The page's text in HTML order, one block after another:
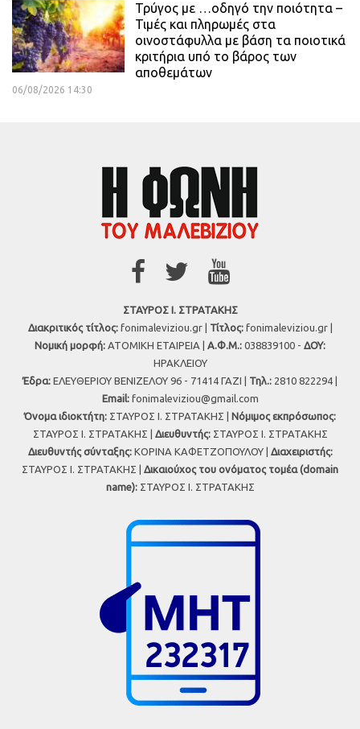
Τρύγος με …οδηγό την ποιότητα –
Τιμές και πληρωμές στα
οινοστάφυλλα με βάση τα ποιοτικά
κριτήρια υπό το βάρος των
αποθεμάτων
06/08/2026 14:30
ΣΤΑΥΡΟΣ Ι. ΣΤΡΑΤΑΚΗΣ
Διακριτικός τίτλος:fonimaleviziou.gr | Τίτλος:fonimaleviziou.gr |
Νομική μορφή: ΑΤΟΜΙΚΗ ΕΤΑΙΡΕΙΑ | Α.Φ.Μ.: 038839100 - ΔΟΥ:
ΗΡΑΚΛΕΙΟΥ
Έδρα: ΕΛΕΥΘΕΡΙΟΥ ΒΕΝΙΖΕΛΟΥ 96 - 71414 ΓΑΖΙ | Τηλ.: 2810 822294 |
Εmail: fonimaleviziou@gmail.com
Όνομα ιδιοκτήτη: ΣΤΑΥΡΟΣ Ι. ΣΤΡΑΤΑΚΗΣ | Νόμιμος εκπρόσωπος:
ΣΤΑΥΡΟΣ Ι. ΣΤΡΑΤΑΚΗΣ | Διευθυντής:ΣΤΑΥΡΟΣ Ι. ΣΤΡΑΤΑΚΗΣ
Διευθυντής σύνταξης:ΚΟΡΙΝΑ ΚΑΦΕΤΖΟΠΟΥΛΟΥ | Διαχειριστής:
ΣΤΑΥΡΟΣ Ι. ΣΤΡΑΤΑΚΗΣ | Δικαιούχος του ονόματος τομέα (domain
name):ΣΤΑΥΡΟΣ Ι. ΣΤΡΑΤΑΚΗΣ